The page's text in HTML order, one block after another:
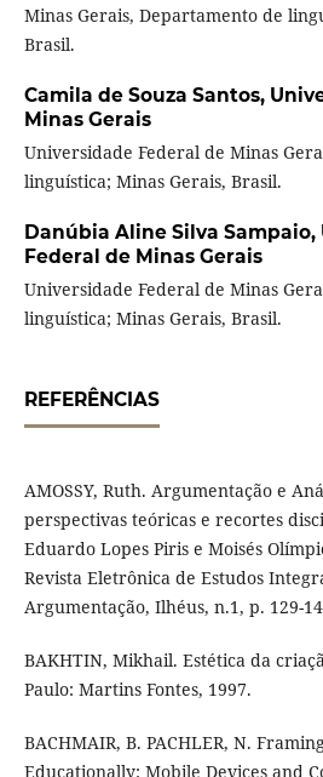
Minas Gerais, Departamento de
Brasil.
Camila de Souza Santos,
Minas Gerais
Universidade Federal de Minas
linguística; Minas Gerais, Brasil.
Danúbia Aline Silva Sampaio,
Federal de Minas Gerais
Universidade Federal de Minas
linguística; Minas Gerais, Brasil.
REFERÊNCIAS
AMOSSY, Ruth. Argumentação e
perspectivas teóricas e recortes
Eduardo Lopes Piris e Moisés
Revista Eletrônica de Estudos
Argumentação, Ilhéus, n.1, p. 129-
BAKHTIN, Mikhail. Estética da
Paulo: Martins Fontes, 1997.
BACHMAIR, B. PACHLER, N.
Educationally: Mobile Devices and